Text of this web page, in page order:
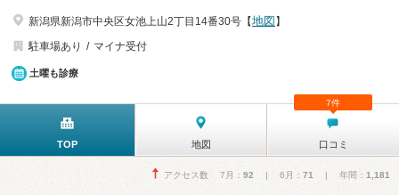
新潟県新潟市中央区女池上山2丁目14番30号【地図 】
駐車場あり
マイナ受付
土曜も診療
TOP 地図 口コミ
7件
アクセス数 7月： 92 | 6月： 71 | 年間： 1,181